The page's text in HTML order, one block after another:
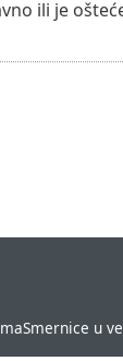
ili je
Smernice u